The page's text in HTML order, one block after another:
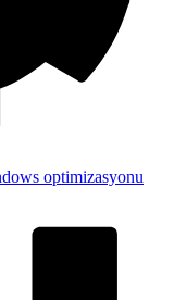
optimizasyonu